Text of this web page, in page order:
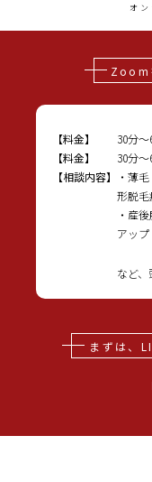
オ
Zoom
【料金】
30分
【料金】
30分
【相談内容】
・薄
形脱
・産
アッ
など、
まずは、